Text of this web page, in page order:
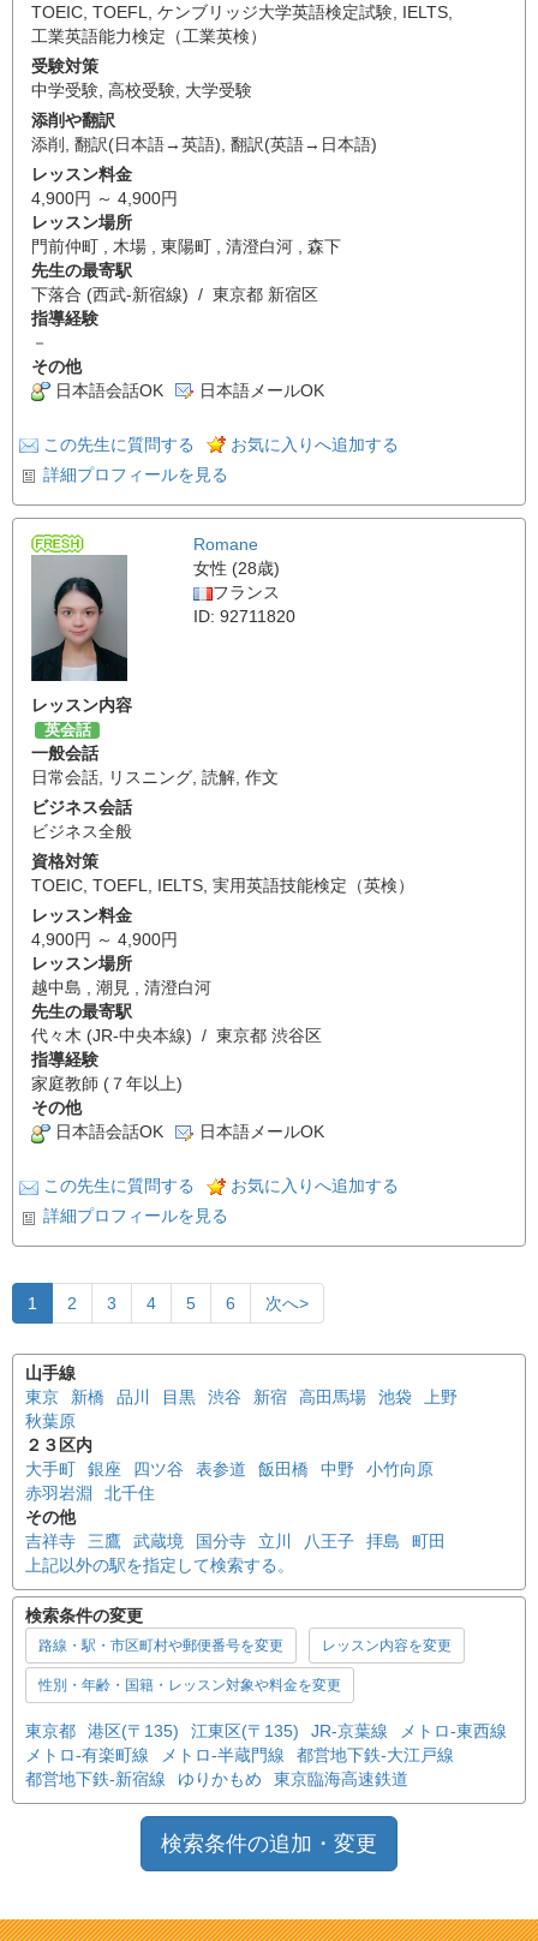
TOEIC TOEFL ケンブリッジ大学英語検定試験 IELTS
工業英語能力検定（工業英検）
受験対策
中学受験 高校受験 大学受験
添削や翻訳
添削
翻訳(日本語→英語) 翻訳(英語→日本語)
レッスン料金
4,900円 ～ 4,900円
レッスン場所
門前仲町 , 木場 , 東陽町 , 清澄白河 , 森下
先生の最寄駅
下落合 (西武-新宿線) / 東京都 新宿区
指導経験
－
その他
日本語会話OK
日本語メールOK
この先生に質問する
お気に入りへ追加する
詳細プロフィールを見る
Romane
女性 (28歳)
フランス
ID: 92711820
レッスン内容
英会話
一般会話
日常会話, リスニング, 読解, 作文
ビジネス会話
ビジネス全般
資格対策
TOEIC, TOEFL, IELTS, 実用英語技能検定（英検）
レッスン料金
4,900円 ～ 4,900円
レッスン場所
越中島 , 潮見 , 清澄白河
先生の最寄駅
代々木 (JR-中央本線) / 東京都 渋谷区
指導経験
家庭教師 (７年以上)
その他
日本語会話OK
日本語メールOK
この先生に質問する
お気に入りへ追加する
詳細プロフィールを見る
1 2 3 4 5 6 次へ>
山手線
東京
新橋 品川 目黒 渋谷 新宿 高田馬場 池袋
上野
秋葉原
２３区内
大手町
銀座 四ツ谷 表参道 飯田橋 中野
小竹向原
赤羽岩淵
北千住
その他
吉祥寺
三鷹 武蔵境 国分寺 立川 八王子 拝島
町田
上記以外の駅を指定して検索する。
検索条件の変更
路線・駅・市区町村や郵便番号を変更 レッスン内容を変更
性別・年齢・国籍・レッスン対象や料金を変更
東京都 港区(〒135) 江東区(〒135) JR-京葉線
メトロ-東西線
メトロ-有楽町線
メトロ-半蔵門線
都営地下鉄-大江戸線
都営地下鉄-新宿線
ゆりかもめ 東京臨海高速鉄道
検索条件の追加・変更